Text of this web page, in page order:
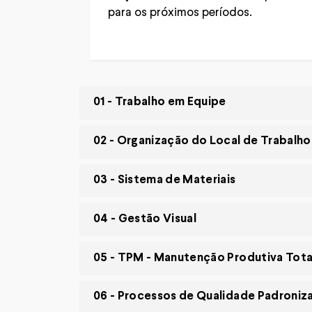
para os próximos períodos.
01 - Trabalho em Equipe
02 - Organização do Local de Trabalho
03 - Sistema de Materiais
04 - Gestão Visual
05 - TPM - Manutenção Produtiva Total
06 - Processos de Qualidade